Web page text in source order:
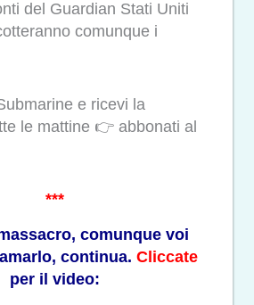
del Guardian Stati Uniti
comunque i
e ricevi la
le mattine 👉 abbonati al
***
comunque voi
continua. Cliccate
per il video: